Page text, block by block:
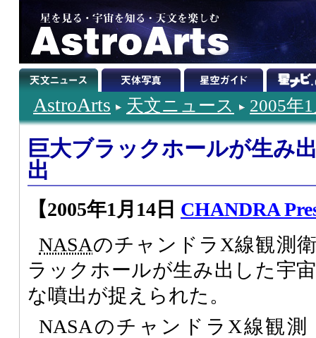
AstroArts 天文ニュース 2005年
巨大ブラックホールが生み
出
【2005年1月14日 CHANDRA
NASAのチャンドラX線観測
ラックホールが生み出した宇
な噴出が捉えられた。
NASAのチャンドラX線観測